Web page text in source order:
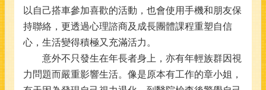
以自己搭車參加喜歡的活動，也會使用手機和朋友保
持聯絡，更透過心理諮商及成長團體課程重塑自信
心，生活變得積極又充滿活力。
意外不只發生在年長者身上，亦有年輕族群因視
力問題而嚴重影響生活。像是原本有工作的章小姐，